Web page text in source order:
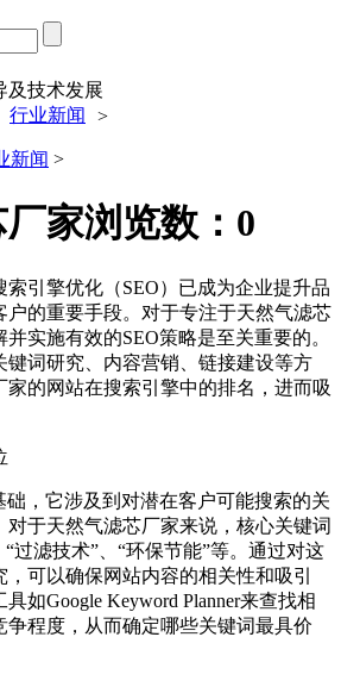
及技术发展
行业新闻 >
新闻 >
家浏览数： 0
引擎优化（SEO）已成为企业提升品
户的重要手段。对于专注于天然气滤芯
实施有效的SEO策略是至关重要的。
键词研究、内容营销、链接建设等方
的网站在搜索引擎中的排名，进而吸
础，它涉及到对潜在客户可能搜索的关
于天然气滤芯厂家来说，核心关键词
过滤技术”、“环保节能”等。通过对这
可以确保网站内容的相关性和吸引
如Google Keyword Planner来查找相
争程度，从而确定哪些关键词最具价